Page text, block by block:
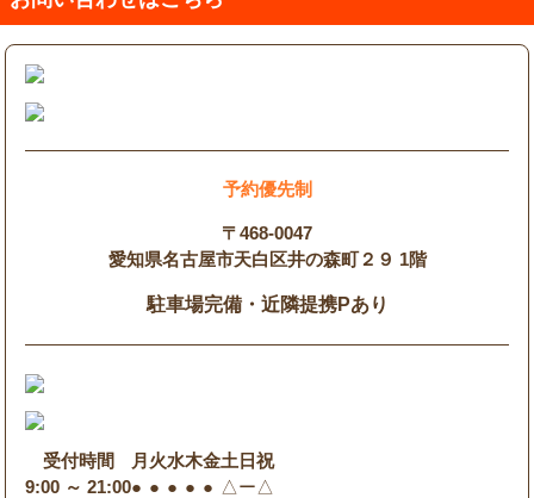
予約優先制
〒468-0047
愛知県名古屋市天白区井の森町２９ 1階
駐車場完備・近隣提携Pあり
受付時間 月 火水木金土 日祝
9:00 ～ 21:00● ● ● ● ● △ー△